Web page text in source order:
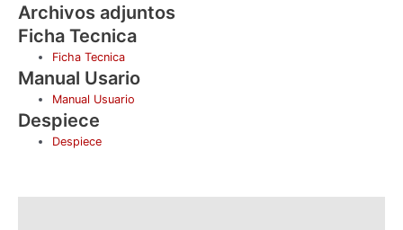
Archivos adjuntos
Ficha Tecnica
Ficha Tecnica
Manual Usario
Manual Usuario
Despiece
Despiece